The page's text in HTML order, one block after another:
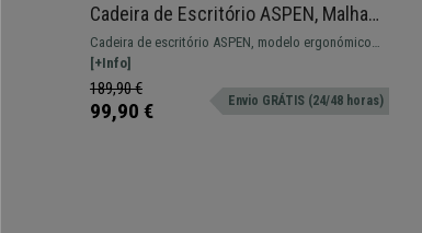
Cadeira de Escritório ASPEN, Malha
Respirável, Assento Acolchoado e
Preço Incrível, Cor Branco
Cadeira de escritório ASPEN, modelo ergonómico
com encosto em malha respirável, e assento com
grosso acolchoado.
[+Info]
189,90 €
99,90 € Envio GRÁTIS (24/48 horas)